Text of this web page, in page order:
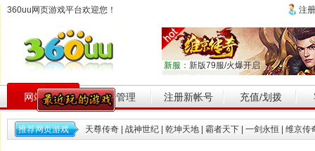
360uu网页游戏平台欢迎您！ 注册
新服： 新版79服/火爆开启
网站首页 帐号管理 注册新帐号 充值/划拨
推荐网页游戏 天尊传奇 战神世纪 乾坤天地 霸者天下 一剑永恒 维京传